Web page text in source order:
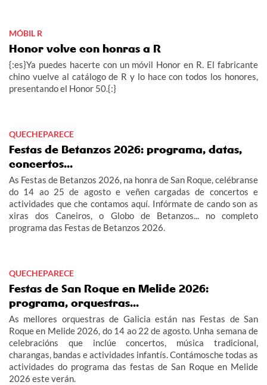
MÓBIL R
Honor volve con honras a R
{:es}Ya puedes hacerte con un móvil Honor en R. El fabricante
chino vuelve al catálogo de R y lo hace con todos los honores,
presentando el Honor 50.{:}
QUECHEPARECE
Festas de Betanzos 2026: programa, datas,
concertos...
As Festas de Betanzos 2026, na honra de San Roque, celébranse
do 14 ao 25 de agosto e veñen cargadas de concertos e
actividades que che contamos aquí. Infórmate de cando son as
xiras dos Caneiros, o Globo de Betanzos... no completo
programa das Festas de Betanzos 2026.
QUECHEPARECE
Festas de San Roque en Melide 2026:
programa, orquestras...
As mellores orquestras de Galicia están nas Festas de San
Roque en Melide 2026, do 14 ao 22 de agosto. Unha semana de
celebracións que inclúe concertos, música tradicional,
charangas, bandas e actividades infantís. Contámosche todas as
actividades do programa das festas de San Roque en Melide
2026 este verán.